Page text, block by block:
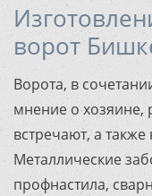
ворот
Ворота, в
мнение о хозяине,
встречают, а
Металлические
профнастила,